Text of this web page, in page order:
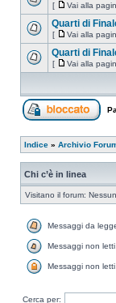
[ Vai alla
Quarti di
[ Vai alla
Quarti di
[ Vai alla
Indice » Archivio
Chi c’è in linea
Visitano il forum:
Messaggi da
Messaggi non
Messaggi non
Cerca per: